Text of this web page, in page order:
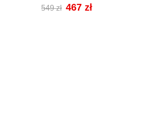
Cena
549 zł Cena
467 zł